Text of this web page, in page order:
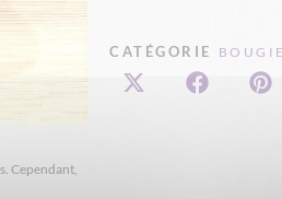
Cependant,
CATÉGORIE